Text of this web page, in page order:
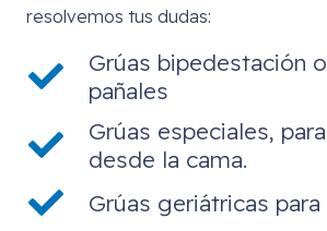
resolvemos tus dudas:
Grúas bipedestación
pañales
Grúas especiales,
desde la cama.
Grúas geriátricas